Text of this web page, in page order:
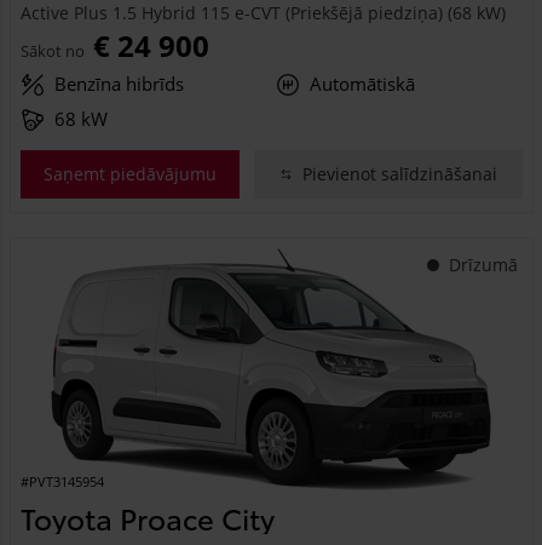
Active Plus 1.5 Hybrid 115 e-CVT (Priekšējā piedziņa) (68 kW)
Sākot no € 24 900
Benzīna hibrīds
Automātiskā
68 kW
Saņemt piedāvājumu Pievienot salīdzināšanai
Drīzumā
#PVT3145954
Toyota Proace City